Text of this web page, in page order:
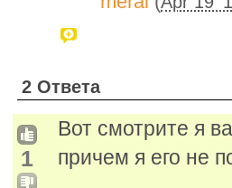
2 Ответа
1
Вот смотрите я
причем я его не